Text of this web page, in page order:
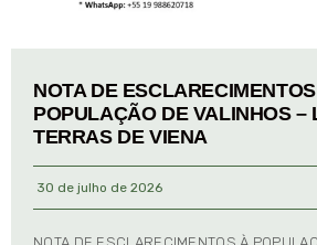
NOTA DE
POPULAÇÃO DE VALINHOS –
TERRAS DE VIENA
30 de julho de 2026